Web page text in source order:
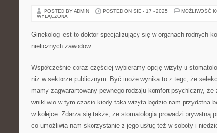
POSTED BY ADMIN POSTED ON SIE - 17 - 2025
MOŻLIWOŚĆ
WYŁĄCZONA
Ginekolog jest to doktor specjalizujący się w organach rodnych
nielicznych zawodów
Współcześnie coraz częściej wybieramy opcję wizyty u
niż w sektorze publicznym. Być może wynika to z tego, że
mamy zagwarantowany pewnego rodzaju komfort psychiczny,
wnikliwie w tym czasie kiedy taka wizyta będzie nam przydatna
w kolejce. Zdarza się także, że stomatologia prowadzi prywatną
co umożliwia nam skorzystanie z jego usług też w soboty i